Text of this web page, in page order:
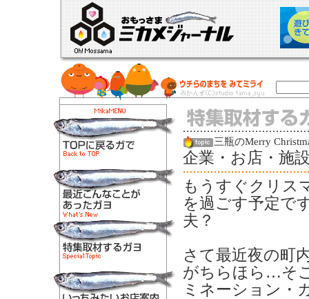
三瓶のMerry
企業・お店・施
もうすぐクリス
を過ごす予定で
夫？
さて最近夜の町
がちらほら…そ
ミネーション・